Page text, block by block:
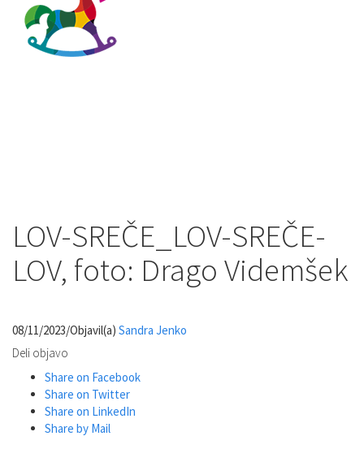
LOV-SREČE_LOV-SREČE-
LOV, foto: Drago Videmšek
08/11/2023/Objavil(a) Sandra Jenko
Deli objavo
Share on Facebook
Share on Twitter
Share on LinkedIn
Share by Mail